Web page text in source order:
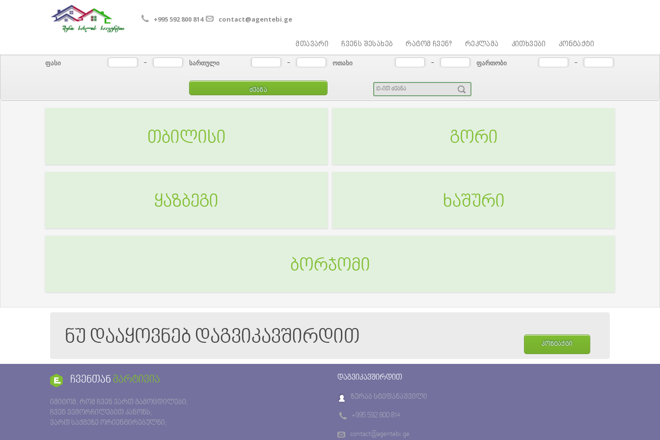
+995 592 800 814 contact@agentebi.ge
მთავარი ჩვენს შესახებ რატომ ჩვენ? რეკლამა კითხვები კონტაქტი
ფასი - სართული - ოთახი - ფართობი -
თბილისი გორი
ყაზბეგი ხაშური
ბორჯომი
ნუ დააყოვნებ დაგვიკავშირდით კონტაქტი
ჩვენთან მარტივია
იმიტომ, რომ ჩვენ ვართ გამოცდილები;
ჩვენ ვემორჩილებით კანონს;
ვართ საქმეზე ორიენტირებულნი;
დაგვიკავშირდით
ზურაბ სტეფანაშვილი
+995 592 800 814
contact@agentebi.ge